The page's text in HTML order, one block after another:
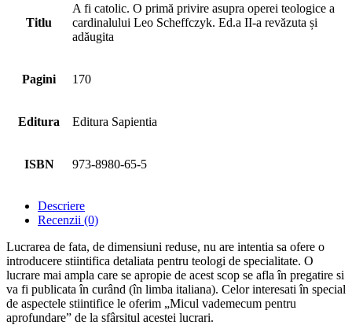
Titlu
A fi catolic. O primă privire asupra operei teologice a
cardinalului Leo Scheffczyk. Ed.a II-a revăzuta și
adăugita
Pagini 170
Editura Editura Sapientia
ISBN 973-8980-65-5
Descriere
Recenzii (0)
Lucrarea de fata, de dimensiuni reduse, nu are intentia sa ofere o
introducere stiintifica detaliata pentru teologi de specialitate. O
lucrare mai ampla care se apropie de acest scop se afla în pregatire si
va fi publicata în curând (în limba italiana). Celor interesati în special
de aspectele stiintifice le oferim „Micul vademecum pentru
aprofundare” de la sfârsitul acestei lucrari.